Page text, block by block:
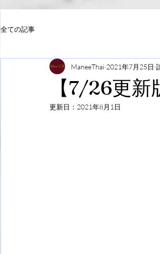
全ての記事
【7/26更
ManeeThai 2021年7月25日
更新日： 2021年8月1日